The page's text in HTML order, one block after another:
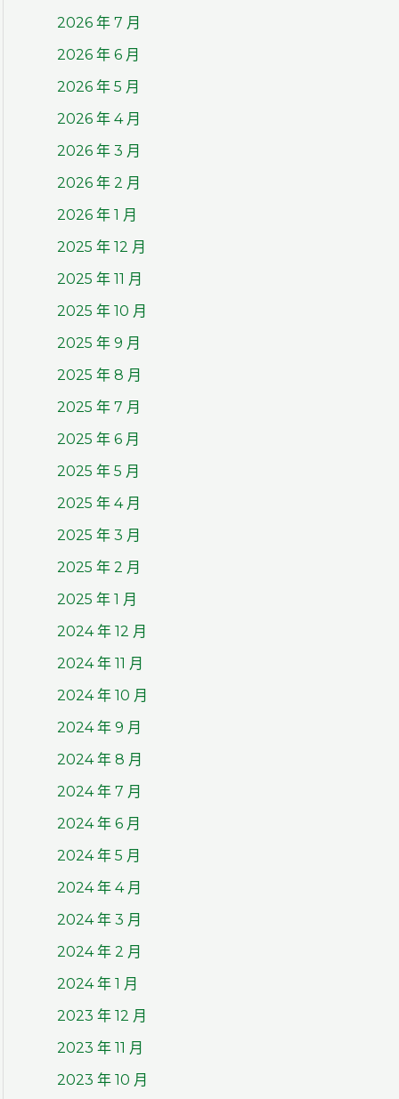
2026 年 7 月
2026 年 6 月
2026 年 5 月
2026 年 4 月
2026 年 3 月
2026 年 2 月
2026 年 1 月
2025 年 12 月
2025 年 11 月
2025 年 10 月
2025 年 9 月
2025 年 8 月
2025 年 7 月
2025 年 6 月
2025 年 5 月
2025 年 4 月
2025 年 3 月
2025 年 2 月
2025 年 1 月
2024 年 12 月
2024 年 11 月
2024 年 10 月
2024 年 9 月
2024 年 8 月
2024 年 7 月
2024 年 6 月
2024 年 5 月
2024 年 4 月
2024 年 3 月
2024 年 2 月
2024 年 1 月
2023 年 12 月
2023 年 11 月
2023 年 10 月